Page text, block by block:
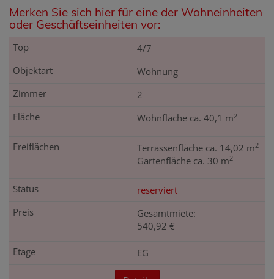
Merken Sie sich hier für eine der Wohneinheiten
oder Geschäftseinheiten vor:
4/7
Wohnung
2
Wohnfläche ca. 40,1 m2
Terrassenfläche ca. 14,02 m2
Gartenfläche ca. 30 m2
reserviert
Gesamtmiete:
540,92 €
EG